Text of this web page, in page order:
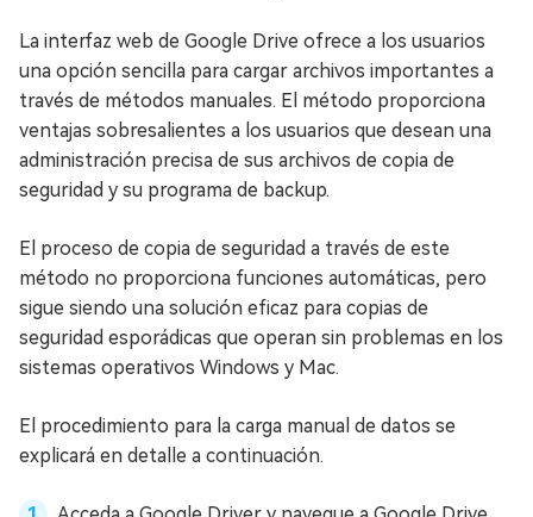
La interfaz web de Google Drive ofrece a los usuarios
una opción sencilla para cargar archivos importantes a
través de métodos manuales. El método proporciona
ventajas sobresalientes a los usuarios que desean una
administración precisa de sus archivos de copia de
seguridad y su programa de backup.
El proceso de copia de seguridad a través de este
método no proporciona funciones automáticas, pero
sigue siendo una solución eficaz para copias de
seguridad esporádicas que operan sin problemas en los
sistemas operativos Windows y Mac.
El procedimiento para la carga manual de datos se
explicará en detalle a continuación.